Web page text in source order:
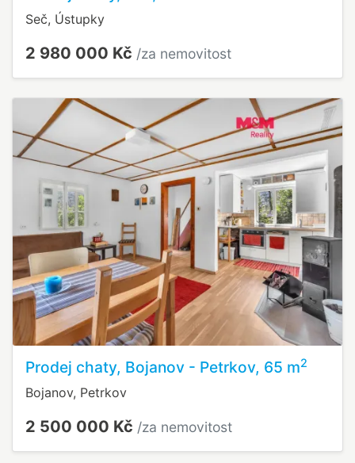
Seč, Ústupky
2 980 000 Kč /za nemovitost
Prodej chaty, Bojanov - Petrkov, 65 m2
Bojanov, Petrkov
2 500 000 Kč /za nemovitost